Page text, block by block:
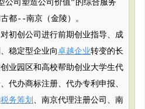
公司塑造公司价值”的综合服务
都--南京（金陵）。
初创公司进行前期创业指导、成
稳定型企业向卓越企业转变的长
业园区和高校帮助创业大学生代
代办商标注册、代办专利申报、
税务筹划 、南京代理注册公司、南